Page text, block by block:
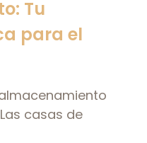
Tu
para el
casas de